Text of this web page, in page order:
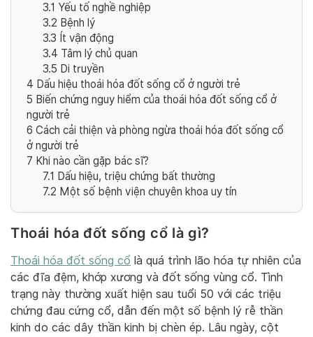
3.1 Yếu tố nghề nghiệp
3.2 Bệnh lý
3.3 Ít vận động
3.4 Tâm lý chủ quan
3.5 Di truyền
4 Dấu hiệu thoái hóa đốt sống cổ ở người trẻ
5 Biến chứng nguy hiểm của thoái hóa đốt sống cổ ở
người trẻ
6 Cách cải thiện và phòng ngừa thoái hóa đốt sống cổ
ở người trẻ
7 Khi nào cần gặp bác sĩ?
7.1 Dấu hiệu, triệu chứng bất thường
7.2 Một số bệnh viện chuyên khoa uy tín
Thoái hóa đốt sống cổ là gì?
Thoái hóa đốt sống cổ là quá trình lão hóa tự nhiên của
các đĩa đệm, khớp xương và đốt sống vùng cổ. Tình
trạng này thường xuất hiện sau tuổi 50 với các triệu
chứng đau cứng cổ, dẫn đến một số bệnh lý rễ thần
kinh do các dây thần kinh bị chèn ép. Lâu ngày, cột